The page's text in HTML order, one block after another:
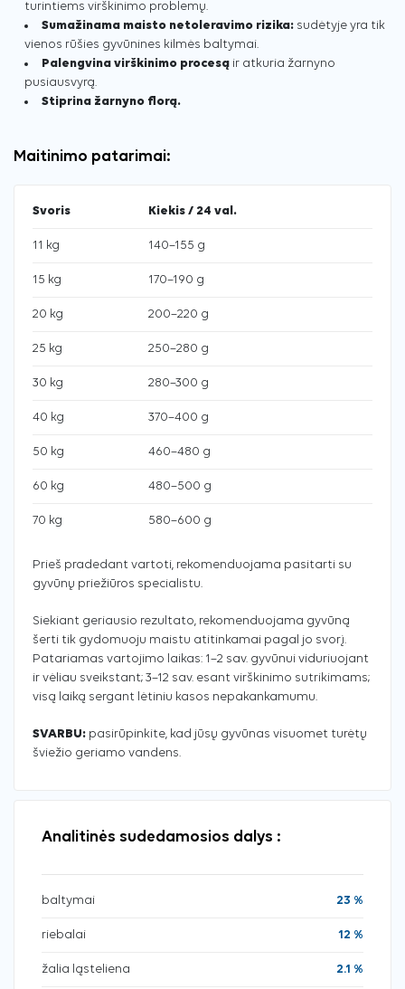
turintiems virškinimo problemų.
Sumažinama maisto netoleravimo rizika: sudėtyje yra tik
vienos rūšies gyvūnines kilmės baltymai.
Palengvina virškinimo procesą ir atkuria žarnyno
pusiausvyrą.
Stiprina žarnyno florą.
Maitinimo patarimai:
Svoris Kiekis / 24 val.
11 kg 140–155 g
15 kg 170–190 g
20 kg 200–220 g
25 kg 250–280 g
30 kg 280–300 g
40 kg 370–400 g
50 kg 460–480 g
60 kg 480–500 g
70 kg 580–600 g
Prieš pradedant vartoti, rekomenduojama pasitarti su
gyvūnų priežiūros specialistu.
Siekiant geriausio rezultato, rekomenduojama gyvūną
šerti tik gydomuoju maistu atitinkamai pagal jo svorį.
Patariamas vartojimo laikas: 1–2 sav. gyvūnui viduriuojant
ir vėliau sveikstant; 3–12 sav. esant virškinimo sutrikimams;
visą laiką sergant lėtiniu kasos nepakankamumu.
SVARBU: pasirūpinkite, kad jūsų gyvūnas visuomet turėtų
šviežio geriamo vandens.
Analitinės sudedamosios dalys :
baltymai 23 %
riebalai 12 %
žalia ląsteliena 2.1 %